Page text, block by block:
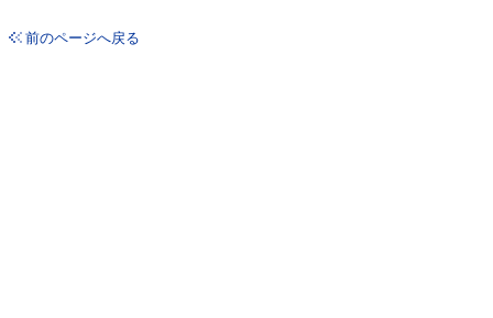
前のページへ戻る